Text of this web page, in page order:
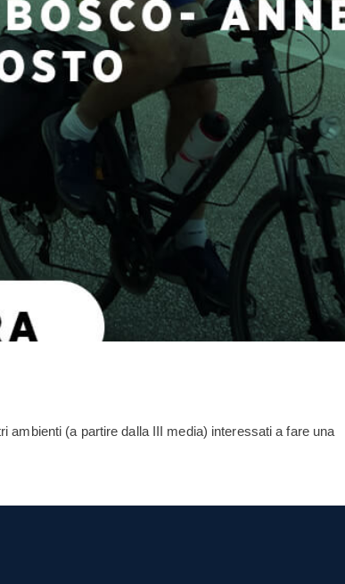
ambienti (a partire dalla III media) interessati a fare una